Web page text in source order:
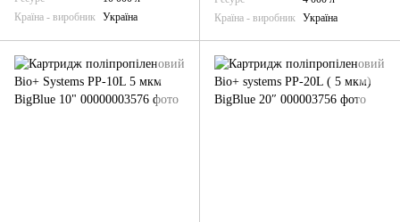
Країна - виробник Україна
Країна - виробник Україна